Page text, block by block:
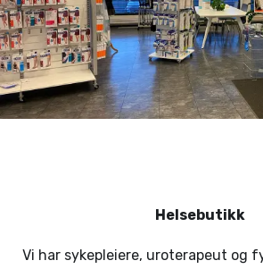
Helsebutikk
Vi har sykepleiere, uroterapeut og